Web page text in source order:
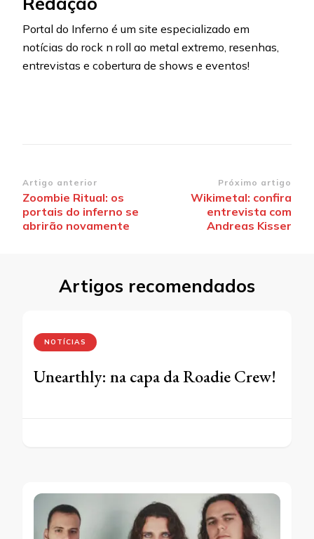
Portal do Inferno é um site especializado em
notícias do rock n roll ao metal extremo, resenhas,
entrevistas e cobertura de shows e eventos!
Navegação
de
post
Artigo anterior
Zoombie Ritual: os
portais do inferno se
abrirão novamente
Próximo artigo
Wikimetal: confira
entrevista com
Andreas Kisser
Artigos recomendados
NOTÍCIAS
Unearthly: na capa da Roadie Crew!